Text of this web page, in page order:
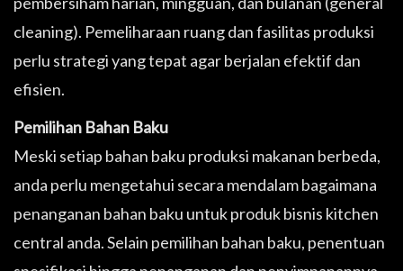
cleaning). Pemeliharaan ruang dan fasilitas produksi
perlu strategi yang tepat agar berjalan efektif dan
efisien.
Pemilihan Bahan Baku
Meski setiap bahan baku produksi makanan berbeda,
anda perlu mengetahui secara mendalam bagaimana
penanganan bahan baku untuk produk bisnis kitchen
central anda. Selain pemilihan bahan baku, penentuan